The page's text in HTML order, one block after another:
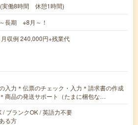
実働8時間 休憩1時間)
長期 ※8月～！
収例 240,000円+残業代
入力＊伝票のチェック・入力＊請求書の作成
商品の発送サポート（たまに梱包な…
/ ブランクOK / 英語力不要
る方